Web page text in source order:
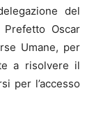
del
Oscar
Umane, per
a risolvere il
per l’accesso